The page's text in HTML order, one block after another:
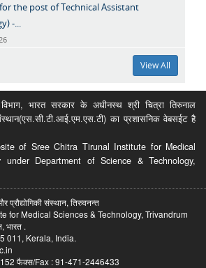
the post of Technical Assistant
-...
View All
विभाग, भारत सरकार के अधीनस्थ श्री चित्रा तिरुनाल
संस्थान(एस.सी.टी.आई.एम.एस.टी) का प्रशासनिक वेबसईट है
of Sree Chitra Tirunal Institute for Medical
under Department of Science & Technology,
प्रौद्योगिकी संस्थान, तिरुवनन्त
for Medical Sciences & Technology, Trivandrum
भारत .
011, Kerala, India.
फैक्स/Fax : 91-471-2446433